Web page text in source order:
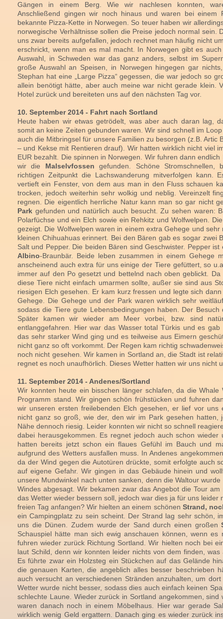
Gängen in einem Berg. Wie wir nachlesen konnten,
Anschließend gingen wir noch hinaus und waren bei einem
bekannte Pizza-Kette in Norwegen. So teuer haben wir
norwegische Verhältnisse sollen die Preise jedoch normal sein.
uns zwar bereits aufgefallen, jedoch rechnet man häufig nicht
erschrickt, wenn man es mal macht. In Norwegen gibt es
Auswahl, in Schweden war das ganz anders, selbst im
große Auswahl an Speisen, in Norwegen hingegen gar
Stephan hat eine „Large Pizza“ gegessen, die war jedoch so
allein benötigt hätte, aber auch meine war nicht gerade klein.
Hotel zurück und bereiteten uns auf den nächsten Tag vor.
10. September 2014 - Fahrt nach Sortland
Heute haben wir etwas getrödelt, was aber auch daran lag,
somit an keine Zeiten gebunden waren. Wir sind schnell im
auch die Mitbringsel für unsere Familien zu besorgen (z.B. Artic
– und Kekse mit Rentieren drauf). Wir hatten wirklich nicht viel
EUR bezahlt. Die spinnen in Norwegen. Wir fuhren dann
wir die Malselvfossen gefunden. Schöne
richtigen Zeitpunkt die Lachswanderung mitverfolgen kann.
vertieft ein Fenster, von dem aus man in den Fluss schauen
trocken, jedoch weiterhin sehr wolkig und neblig. Vereinzelt
regnen. Die eigentlich herrliche Natur kann man so gar nicht
Park gefunden und natürlich auch besucht. Zu sehen waren:
Polarfüchse und ein Elch sowie ein Rehkitz und Wolfwelpen.
gezeigt. Die Wolfwelpen waren in einem extra Gehege und
kleinen Chihuahuas erinnert. Bei den Bären gab es sogar zwei
Salt und Pepper. Die beiden Bären sind Geschwister. Pepper
Albino-Braunbär. Beide leben zusammen in einem Gehege
anscheinend auch extra für uns einige der Tiere gefüttert, so
immer auf den Po gesetzt und bettelnd nach oben geblickt.
diese Tiere nicht einfach umarmen sollte, außer sie sind aus
riesigen Elch gesehen. Er kam kurz fressen und legte sich
Gehege. Die Gehege und der Park waren wirklich sehr
sodass die Tiere gute Lebensbedingungen haben. Der
Später kamen wir wieder am Meer vorbei, bzw. sind
entlanggefahren. Hier war das Wasser total Türkis und es gab
das sehr starker Wind ging und es teilweise aus Eimern
nicht ganz so oft vorkommt. Der Regen kam richtig
noch nicht gesehen. Wir kamen in Sortland an, die Stadt ist
regnet es noch unaufhörlich. Dieses Wetter hatten wir uns nicht
11. September 2014 - Andenes/Sortland
Wir konnten heute ein bisschen länger schlafen, da die Whale
Programm stand. Wir gingen schön frühstücken und fuhren
wir unseren ersten freilebenden Elch gesehen, er lief vor
nicht ganz so groß, wie der, den wir im Park gesehen hatten,
Nähe dennoch riesig. Leider konnten wir nicht so schnell
dabei herausgekommen. Es regnet jedoch auch schon
hatten bereits jetzt schon ein flaues Gefühl im Bauch und
aufgrund des Wetters ausfallen muss. In Andenes
da der Wind gegen die Autotüren drückte, somit erfolgte auch
auf eigene Gefahr. Wir gingen in das Gebäude hinein und
unsere Mundwinkel nach unten sanken, denn die Waltour
Windes abgesagt. Wir bekamen zwar das Angebot die Tour
das Wetter wieder bessern soll, jedoch war dies ja für uns leider
freien Tag anfangen? Wir hielten an einem schönen Strand,
ein Campingplatz zu sein scheint. Der Strand lag sehr schön,
uns die Dünen. Zudem wurde der Sand durch einen großen
Schauspiel hätte man sich ewig anschauen können, wenn
fuhren wieder zurück Richtung Sortland. Wir hielten noch bei
laut Schild, denn wir konnten leider nichts von dem finden,
Es führte zwar ein Holzsteg ein Stückchen auf das Gelände
die genauen Karten, die angeblich alles besser beschrieben
auch versucht an verschiedenen Stränden anzuhalten, um
Wetter wurde nicht besser, sodass dies auch einfach keinen
schlechte Laune. Wieder zurück in Sortland angekommen,
waren danach noch in einem Möbelhaus. Hier war gerade
wirklich wenig Geld ergattern. Danach ging es wieder zurück